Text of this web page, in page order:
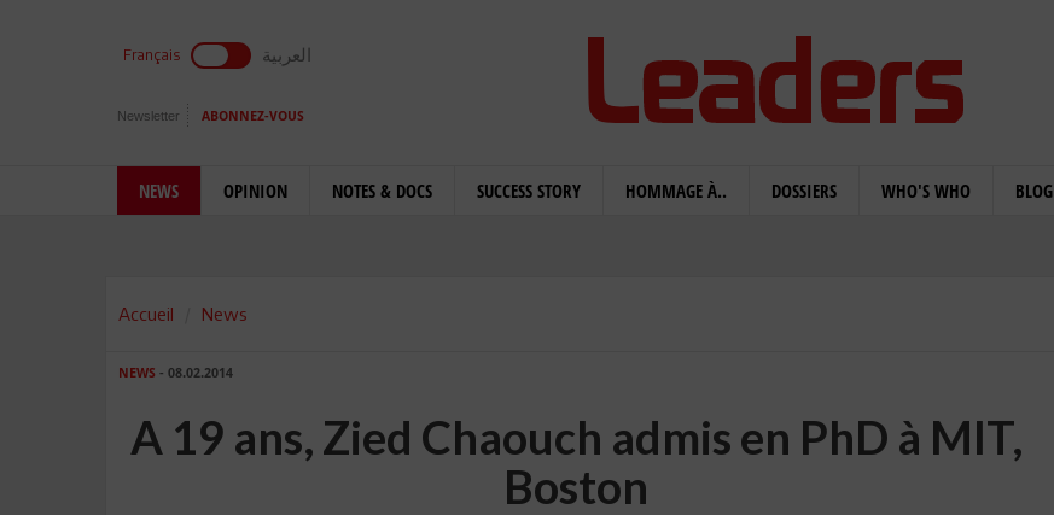
Français العربية
Newsletter ABONNEZ-VOUS
NEWS OPINION NOTES & DOCS SUCCESS STORY HOMMAGE À.. DOSSIERS WHO'S WHO BLOG
Accueil News
NEWS - 08.02.2014
A 19 ans, Zied Chaouch admis en PhD à MIT,
Boston